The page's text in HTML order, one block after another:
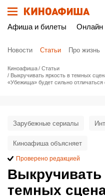
Афиша и билеты Онлайн
Новости Статьи Про жизнь
Киноафиша
Статьи
Выкручивать яркость в темных
«Убежища» будет сильно
Выкручивать
темных
Зарубежные сериалы
Киноафиша объясняет
Проверено редакцией